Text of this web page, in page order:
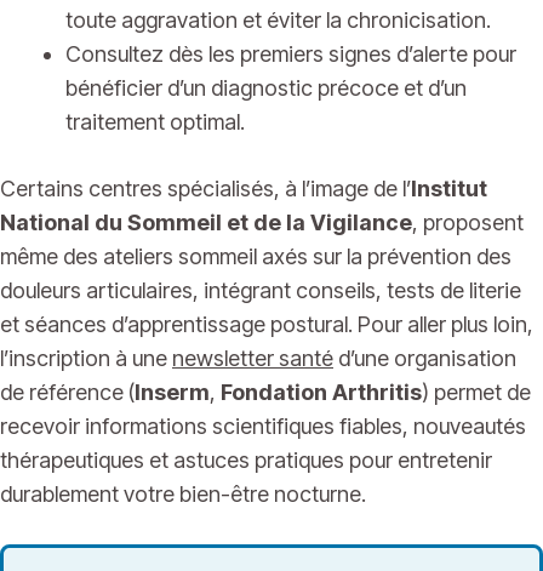
toute aggravation et éviter la chronicisation.
Consultez dès les premiers signes d’alerte pour
bénéficier d’un diagnostic précoce et d’un
traitement optimal.
Certains centres spécialisés, à l’image de l’Institut
National du Sommeil et de la Vigilance, proposent
même des ateliers sommeil axés sur la prévention des
douleurs articulaires, intégrant conseils, tests de literie
et séances d’apprentissage postural. Pour aller plus loin,
l’inscription à une newsletter santé d’une organisation
de référence (Inserm, Fondation Arthritis) permet de
recevoir informations scientifiques fiables, nouveautés
thérapeutiques et astuces pratiques pour entretenir
durablement votre bien-être nocturne.